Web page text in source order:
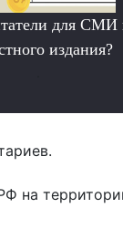
для СМИ
издания?
на